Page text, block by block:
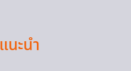
แนะนำ